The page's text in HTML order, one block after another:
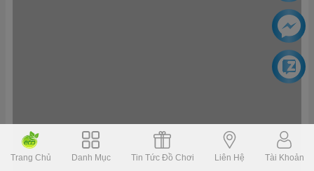
Lập Kế Hoạch Bảo Dưỡng Định Kỳ: Bí Mật Để Khu Vui Chơi
Bền Vững
Trang Chủ Danh Mục Tin Tức Đồ Chơi Liên Hệ Tài Khoản